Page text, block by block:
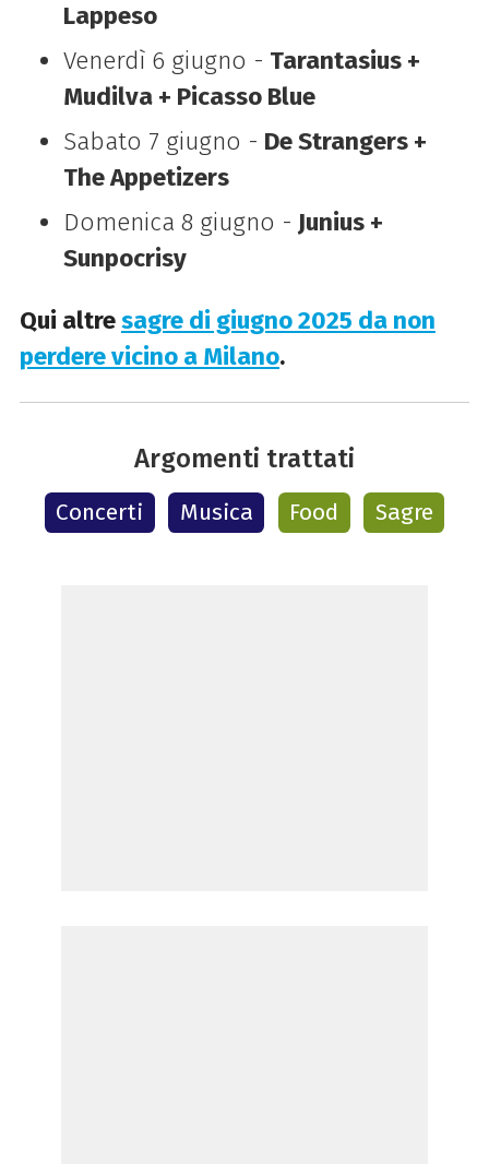
Lappeso
Venerdì 6 giugno - Tarantasius +
Mudilva + Picasso Blue
Sabato 7 giugno - De Strangers +
The Appetizers
Domenica 8 giugno - Junius +
Sunpocrisy
Qui altresagre di giugno 2025 da non
perdere vicino a Milano.
Argomenti trattati
Concerti Musica Food Sagre